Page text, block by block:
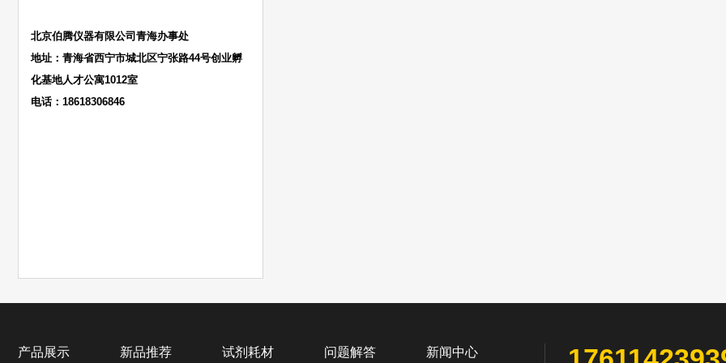
北京伯腾仪器有限公司青海办事处
地址：青海省西宁市城北区宁张路44号创业孵
化基地人才公寓1012室
电话：18618306846
产品展示 新品推荐 试剂耗材 问题解答 新闻中心